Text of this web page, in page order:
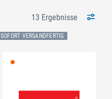
13 Ergebnisse
SOFORT VERSANDFERTIG